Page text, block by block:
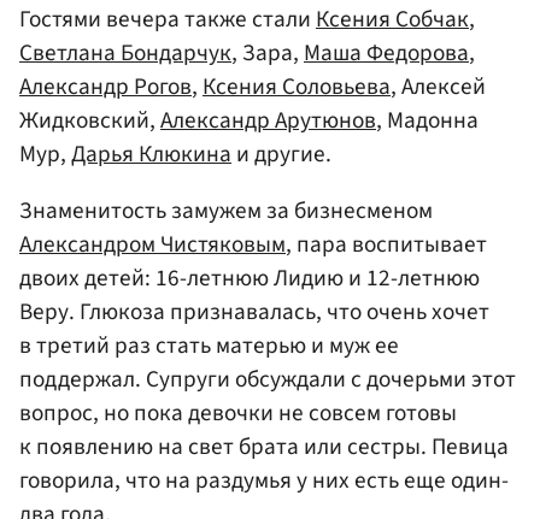
Гостями вечера также стали Ксения Собчак,
Светлана Бондарчук, Зара, Маша Федорова,
Александр Рогов, Ксения Соловьева, Алексей
Жидковский,Александр Арутюнов, Мадонна
Мур,Дарья Клюкина и другие.
Знаменитость замужем за бизнесменом
Александром Чистяковым, пара воспитывает
двоих детей: 16-летнюю Лидию и 12-летнюю
Веру. Глюкоза признавалась, что очень хочет
в третий раз стать матерью и муж ее
поддержал. Супруги обсуждали с дочерьми этот
вопрос, но пока девочки не совсем готовы
к появлению на свет брата или сестры. Певица
говорила, что на раздумья у них есть еще один-